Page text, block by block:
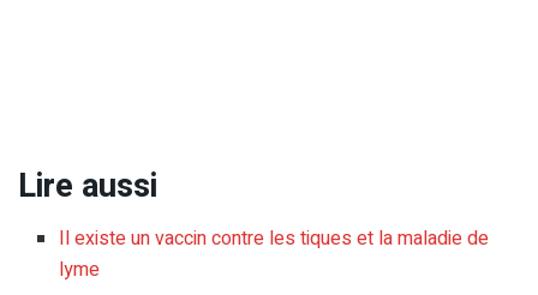
Lire aussi
Il existe un vaccin contre les tiques et la maladie de
lyme